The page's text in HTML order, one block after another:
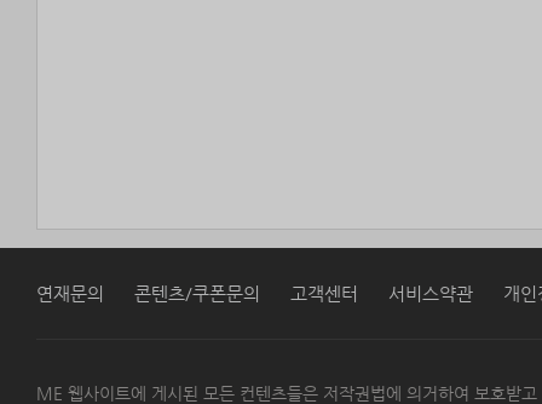
연재문의 콘텐츠/쿠폰문의 고객센터 서비스약관 개인
ME 웹사이트에 게시된 모든 컨텐츠들은 저작권법에 의거하여 보호받